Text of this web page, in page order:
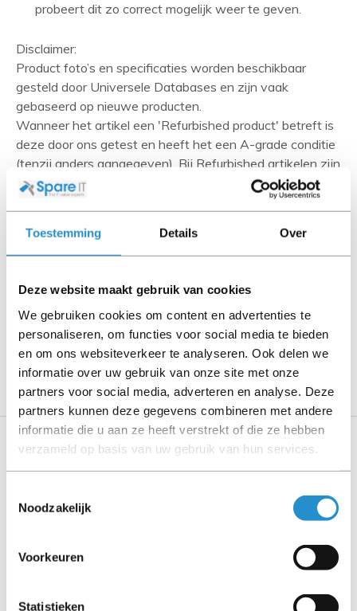
Toestemming Details Over
Deze website maakt gebruik van cookies
We gebruiken cookies om content en advertenties te
personaliseren, om functies voor social media te bieden
en om ons websiteverkeer te analyseren. Ook delen we
informatie over uw gebruik van onze site met onze
partners voor social media, adverteren en analyse. Deze
partners kunnen deze gegevens combineren met andere
informatie die u aan ze heeft verstrekt of die ze hebben
verzameld op basis van uw gebruik van hun services.
Noodzakelijk
Voorkeuren
Statistieken
probeert dit zo correct mogelijk weer te geven.
Disclaimer:
Product foto’s en specificaties worden beschikbaar
gesteld door Universele Databases en zijn vaak
gebaseerd op nieuwe producten.
Wanneer het artikel een 'Refurbished product' betreft is
deze door ons getest en heeft het een A-grade conditie
(tenzij anders aangegeven). Bij Refurbished artikelen zijn
kabels, software media en handleidingen niet inbegrepen
(tenzij anders aangegeven).
Let goed op de productbeschrijving en neem bij vragen
contact op met ons.
Omschrijving
Toon meer
Specificaties
Gewicht en omvang
10,1 kg
381 mm